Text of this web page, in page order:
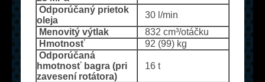
Odporúčaný prietok
oleja
30 l/min
Menovitý výtlak
832 cm³/otáčku
Hmotnosť
92 (99) kg
Odporúčaná
hmotnosť bagra (pri
zavesení rotátora)
16 t